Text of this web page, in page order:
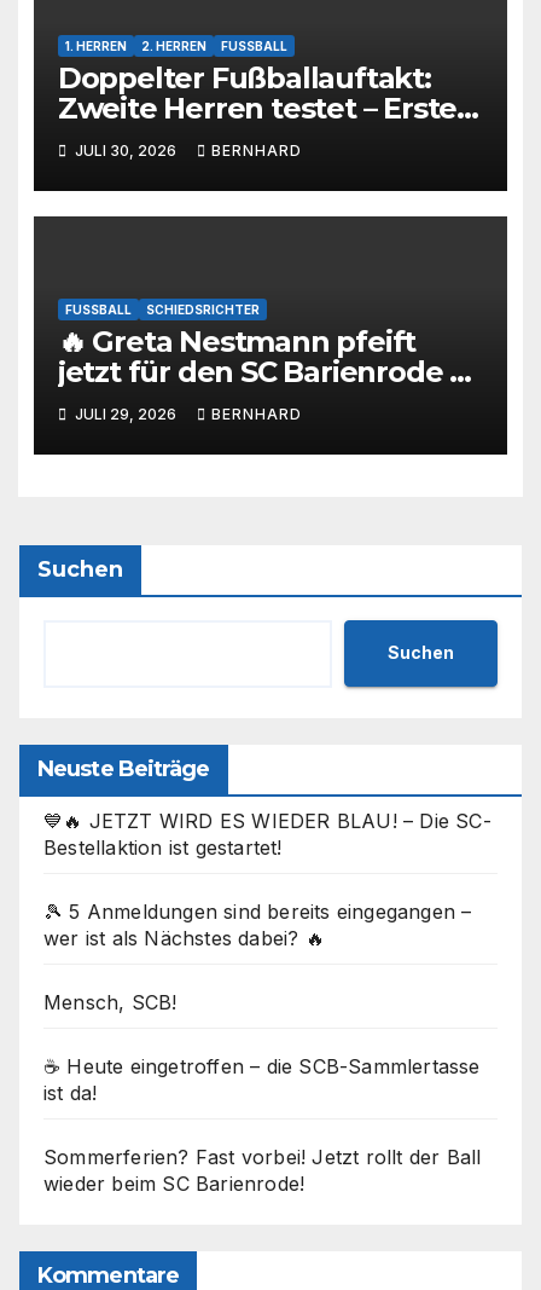
1. HERREN 2. HERREN FUSSBALL
Doppelter Fußballauftakt:
Zweite Herren testet – Erste
Herren startet im Kreispokal
JULI 30, 2026 BERNHARD
FUSSBALL SCHIEDSRICHTER
🔥 Greta Nestmann pfeift
jetzt für den SC Barienrode –
unsere jüngste
Schiedsrichterin hat die
Prüfung bestanden! 💙🤍⚽
JULI 29, 2026 BERNHARD
Suchen
Suchen
Neuste Beiträge
💙🔥 JETZT WIRD ES WIEDER BLAU! – Die SC-
Bestellaktion ist gestartet!
🎾 5 Anmeldungen sind bereits eingegangen –
wer ist als Nächstes dabei? 🔥
Mensch, SCB!
☕ Heute eingetroffen – die SCB-Sammlertasse
ist da!
Sommerferien? Fast vorbei! Jetzt rollt der Ball
wieder beim SC Barienrode!
Kommentare